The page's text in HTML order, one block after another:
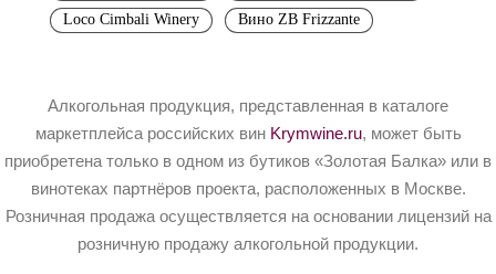
Loco Cimbali Winery
Вино ZB Frizzante
Алкогольная продукция, представленная в каталоге
маркетплейса российских вин Krymwine.ru, может быть
приобретена только в одном из бутиков «Золотая Балка» или в
винотеках партнёров проекта, расположенных в Москве.
Розничная продажа осуществляется на основании лицензий на
розничную продажу алкогольной продукции.